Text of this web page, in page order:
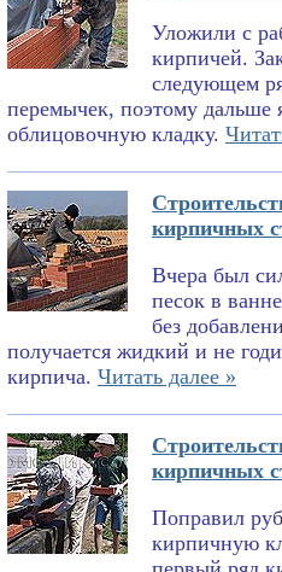
Уложили с
кирпичей.
следующем
перемычек, поэтому дальше
облицовочную кладку.
кирпичных
Вчера был
песок в
без
получается жидкий и не
кирпича. Читать далее »
кирпичных
Поправил
кирпичную